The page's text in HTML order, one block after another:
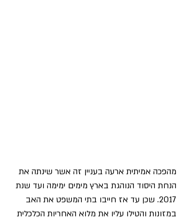
מהפכה אמיתית ארעה בעניין זה אשר שינתה את
הנחת היסוד הנוהגת בארץ מימים ימימה ועד שנת
2017. שכן עד אז חייבו בתי המשפט את האב
במזונות והטילו עליו את מלוא האחריות הכלכלית